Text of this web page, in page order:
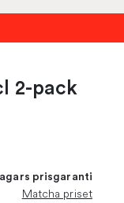
2-pack
prisgaranti
Matcha priset